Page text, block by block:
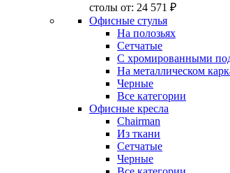
столы от: 24 571 ₽
Офисные стулья
На полозьях
Сетчатые
С хромированными
На металлическом
Черные
Все категории
Офисные кресла
Chairman
Из ткани
Сетчатые
Черные